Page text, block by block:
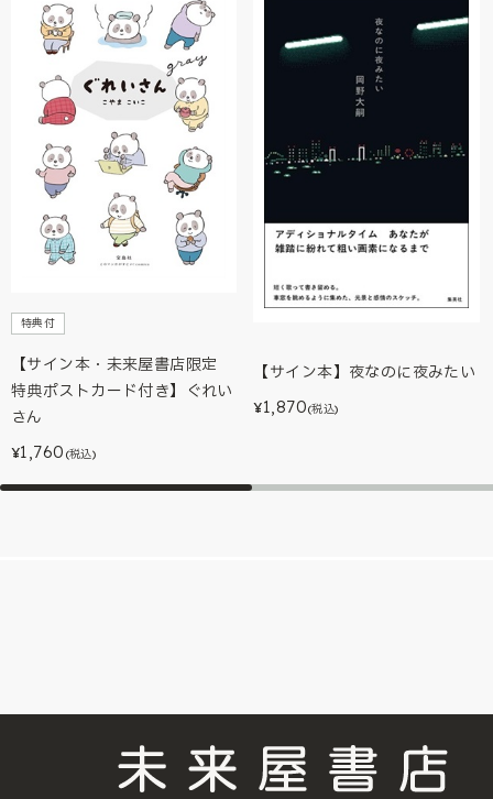
特典付
【サイン本・未来屋書店限定
特典ポストカード付き】ぐれい
さん
¥1,760 (税込)
【サイン本】夜なのに夜みたい
¥1,870(税込)